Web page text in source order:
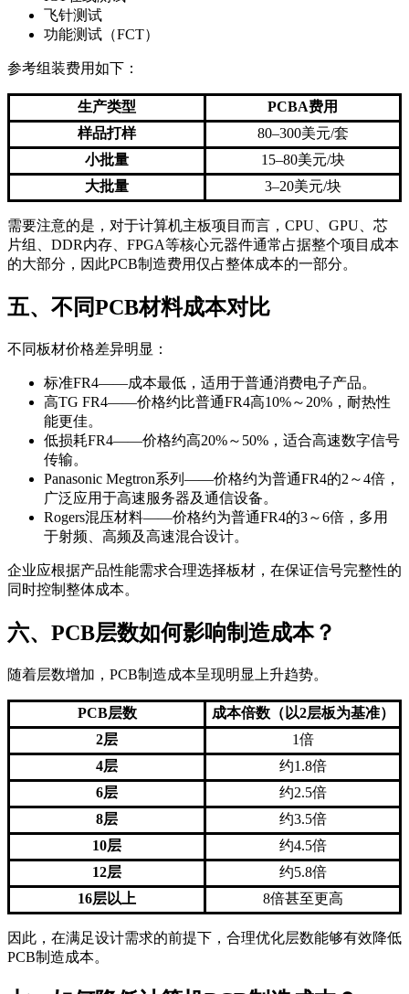
飞针测试
功能测试（FCT）
参考组装费用如下：
生产类型
PCBA费用
样品打样
80–300美元/套
小批量
15–80美元/块
大批量
3–20美元/块
需要注意的是，对于计算机主板项目而言，CPU、GPU、芯
片组、DDR内存、FPGA等核心元器件通常占据整个项目成本
的大部分，因此PCB制造费用仅占整体成本的一部分。
五、不同PCB材料成本对比
不同板材价格差异明显：
标准FR4——成本最低，适用于普通消费电子产品。
高TG FR4——价格约比普通FR4高10%～20%，耐热性
能更佳。
低损耗FR4——价格约高20%～50%，适合高速数字信号
传输。
Panasonic Megtron系列——价格约为普通FR4的2～4倍，
广泛应用于高速服务器及通信设备。
Rogers混压材料——价格约为普通FR4的3～6倍，多用
于射频、高频及高速混合设计。
企业应根据产品性能需求合理选择板材，在保证信号完整性的
同时控制整体成本。
六、PCB层数如何影响制造成本？
随着层数增加，PCB制造成本呈现明显上升趋势。
PCB层数
成本倍数（以2层板为基准）
2层
1倍
4层
约1.8倍
6层
约2.5倍
8层
约3.5倍
10层
约4.5倍
12层
约5.8倍
16层以上
8倍甚至更高
因此，在满足设计需求的前提下，合理优化层数能够有效降低
PCB制造成本。